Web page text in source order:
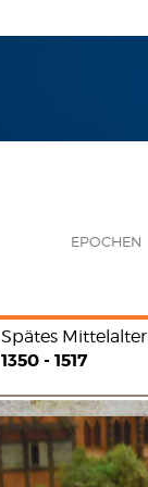
EPOCHEN
Spätes Mittelalter
1350 - 1517